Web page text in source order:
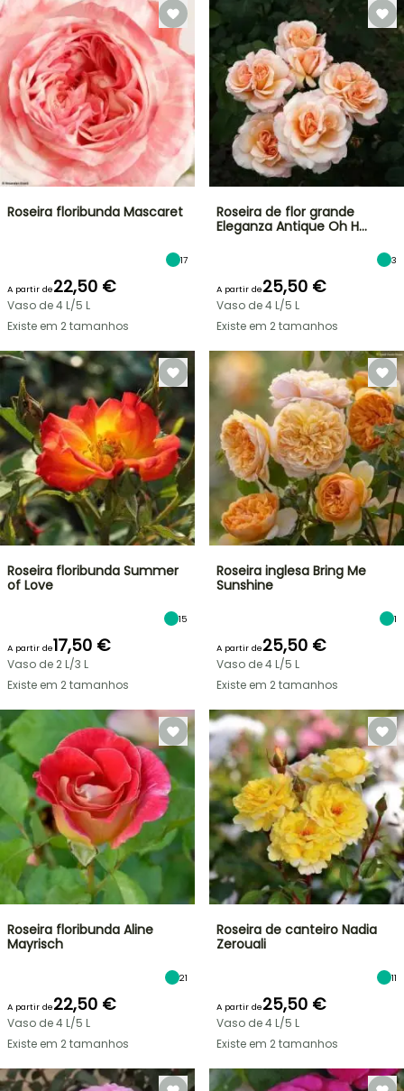
Roseira floribunda Mascaret
17
A partir de22,50 €
Vaso de 4 L/5 L
Existe em 2 tamanhos
Roseira de flor grande
Eleganza Antique Oh H…
3
A partir de25,50 €
Vaso de 4 L/5 L
Existe em 2 tamanhos
Roseira floribunda Summer
of Love
15
A partir de17,50 €
Vaso de 2 L/3 L
Existe em 2 tamanhos
Roseira inglesa Bring Me
Sunshine
1
A partir de25,50 €
Vaso de 4 L/5 L
Existe em 2 tamanhos
Roseira floribunda Aline
Mayrisch
21
A partir de22,50 €
Vaso de 4 L/5 L
Existe em 2 tamanhos
Roseira de canteiro Nadia
Zerouali
11
A partir de25,50 €
Vaso de 4 L/5 L
Existe em 2 tamanhos